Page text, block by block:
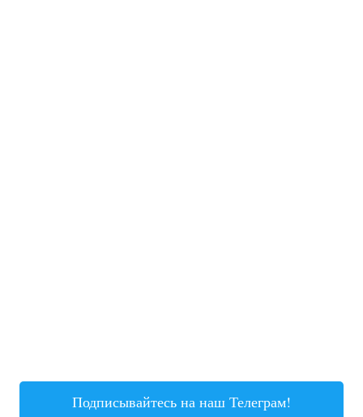
Подписывайтесь на наш Телеграм!